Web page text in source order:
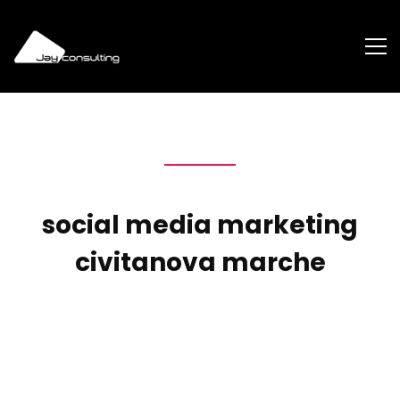
social media marketing
civitanova marche